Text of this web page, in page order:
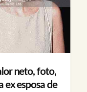
neto, foto,
ex esposa de